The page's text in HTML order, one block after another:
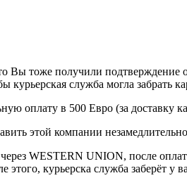
Вы тоже получили подтверждение
курьерская служба могла забрать
оплату в 500 Евро (за доставку
этой компании
WESTERN UNION, после
этого, курьерска служба заберёт у